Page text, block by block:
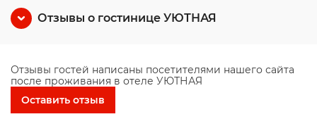
Отзывы о гостинице УЮТНАЯ
Отзывы гостей написаны посетителями нашего сайта
после проживания в отеле УЮТНАЯ
Оставить отзыв